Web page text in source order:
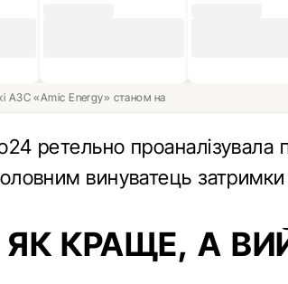
АЗС «Amic Energy» станом на
ретельно проаналізувала
винуватець
ЯК КРАЩЕ, А